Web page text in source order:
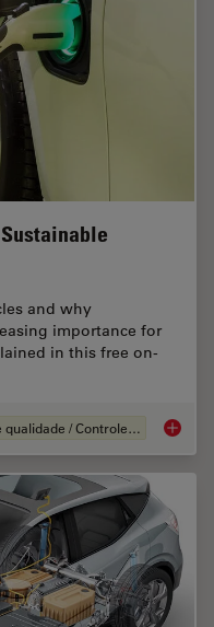
and why
importance for
in this free on-
Garantia de qualidade / Controle de qualidade